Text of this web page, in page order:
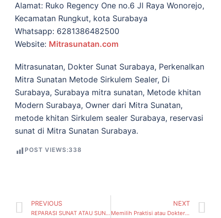
Alamat: Ruko Regency One no.6 Jl Raya Wonorejo,
Kecamatan Rungkut, kota Surabaya
Whatsapp: 6281386482500
Website: Mitrasunatan.com
Mitrasunatan, Dokter Sunat Surabaya, Perkenalkan
Mitra Sunatan Metode Sirkulem Sealer, Di
Surabaya, Surabaya mitra sunatan, Metode khitan
Modern Surabaya, Owner dari Mitra Sunatan,
metode khitan Sirkulem sealer Surabaya, reservasi
sunat di Mitra Sunatan Surabaya.
POST VIEWS:338
PREVIOUS
REPARASI SUNAT ATAU SUNAT ULANG, HAL INI TERDENGAR MENAKUTKAN BUKAN? (Kecamatan Bantaran, Desa Legundi) Kabupaten Probolinggo
NEXT
Memilih Praktisi atau Dokter Sunat Surabaya – Mitrasunatan ( Lidah Wetan, Kecamatan Lakarsantri) Surabaya